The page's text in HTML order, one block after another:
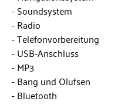
Soundsystem
Radio
Telefonvorbereitung
USB-Anschluss
MP3
Bang und Olufsen
Bluetooth